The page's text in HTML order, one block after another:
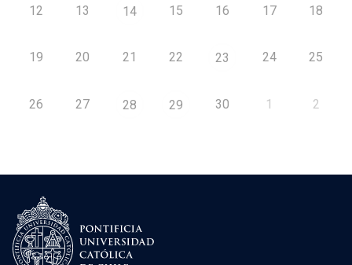
12 13 14 15 16 17 18
19 20 21 22 23 24 25
26 27 28 29 30 1 2